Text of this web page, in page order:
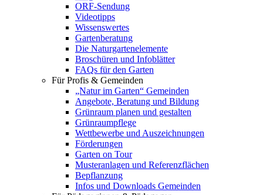
ORF-Sendung
Videotipps
Wissenswertes
Gartenberatung
Die Naturgartenelemente
Broschüren und Infoblätter
FAQs für den Garten
Für Profis & Gemeinden
„Natur im Garten“ Gemeinden
Angebote, Beratung und Bildung
Grünraum planen und gestalten
Grünraumpflege
Wettbewerbe und Auszeichnungen
Förderungen
Garten on Tour
Musteranlagen und Referenzflächen
Bepflanzung
Infos und Downloads Gemeinden